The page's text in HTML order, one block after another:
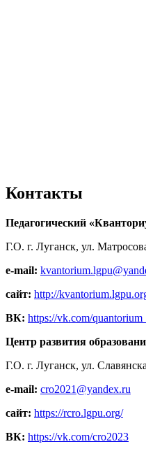
Контакты
Педагогический
Г.О. г. Луганск, ул.
e-mail:
сайт: http://
ВК: https://vk.com/
Центр развития
Г.О. г. Луганск, ул.
e-mail: cro2021@yandex.ru
сайт: https://rcro.lgpu.org/
ВК: https://vk.com/cro2023